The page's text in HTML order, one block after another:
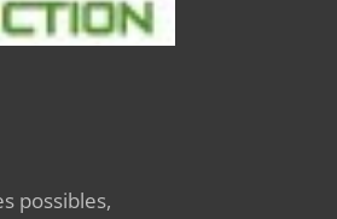
possibles,